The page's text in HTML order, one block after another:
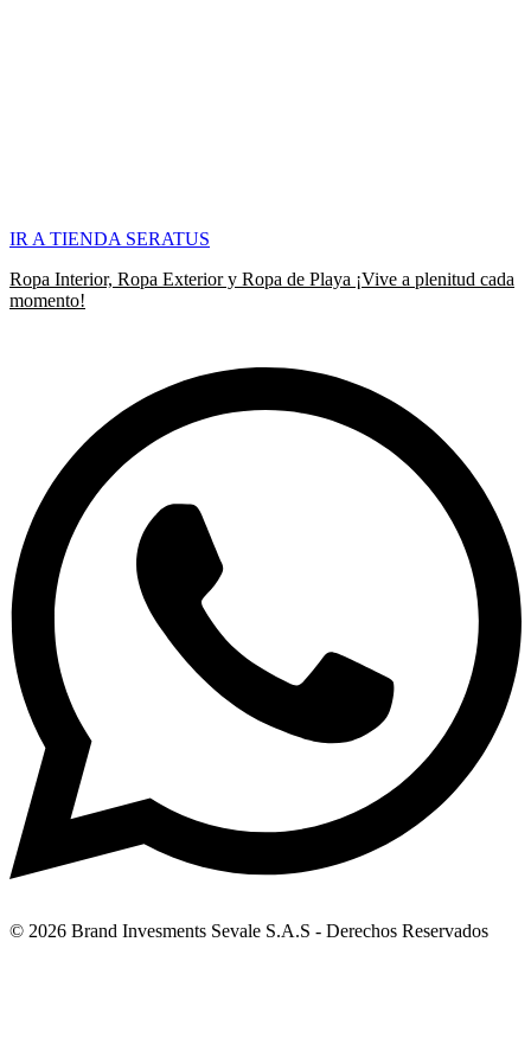
IR A TIENDA SERATUS
Ropa Interior, Ropa Exterior y Ropa de Playa ¡Vive a plenitud cada
momento!
© 2026 Brand Invesments Sevale S.A.S - Derechos Reservados